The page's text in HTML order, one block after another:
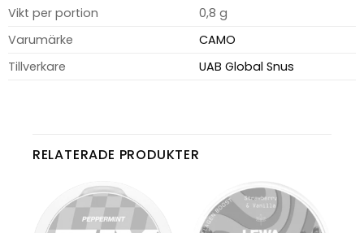
Vikt per portion
0,8 g
Varumärke
CAMO
Tillverkare
UAB Global Snus
RELATERADE PRODUKTER